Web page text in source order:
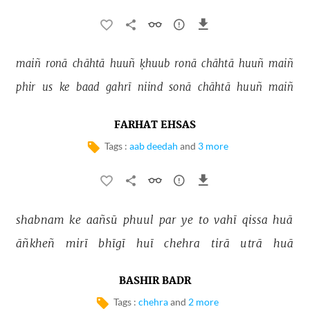
maiñ ronā chāhtā huuñ ḳhuub ronā chāhtā huuñ maiñ
phir us ke baad gahrī niind sonā chāhtā huuñ maiñ
FARHAT EHSAS
Tags : aab deedah and 3 more
shabnam ke aañsū phuul par ye to vahī qissa huā
āñkheñ
mirī bhīgī huī chehra tirā utrā huā
BASHIR BADR
Tags : chehraand 2 more